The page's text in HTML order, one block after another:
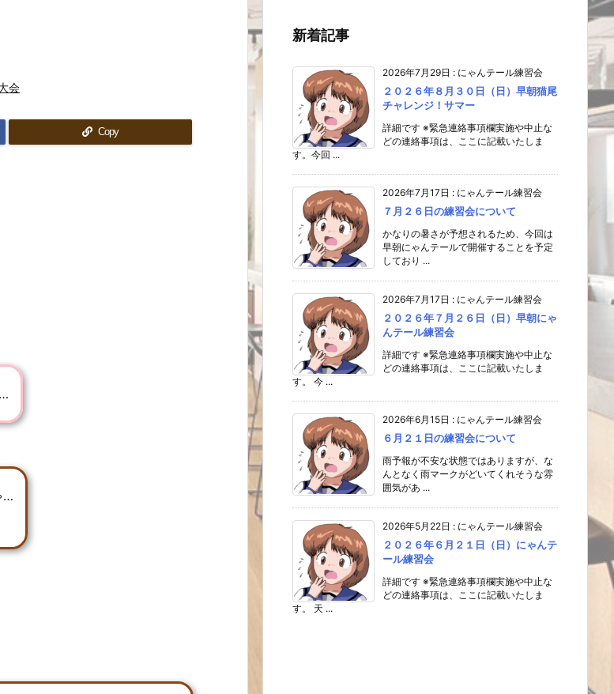
会
Copy
…
新着記事
2026年7月29日 : にゃんテール練習会
２０２６年８月３０日（日）早朝猫尾
チャレンジ！サマー
詳細です ※緊急連絡事項欄実施や中止な
どの連絡事項は、ここに記載いたしま
す。今回 ...
2026年7月17日 : にゃんテール練習会
７月２６日の練習会について
かなりの暑さが予想されるため、今回は
早朝にゃんテールで開催することを予定
しており ...
2026年7月17日 : にゃんテール練習会
２０２６年７月２６日（日）早朝にゃ
んテール練習会
詳細です ※緊急連絡事項欄実施や中止な
どの連絡事項は、ここに記載いたしま
す。 今 ...
2026年6月15日 : にゃんテール練習会
６月２１日の練習会について
雨予報が不安な状態ではありますが、な
んとなく雨マークがどいてくれそうな雰
囲気があ ...
2026年5月22日 : にゃんテール練習会
２０２６年６月２１日（日）にゃんテ
ール練習会
詳細です ※緊急連絡事項欄実施や中止な
どの連絡事項は、ここに記載いたしま
す。 天 ...